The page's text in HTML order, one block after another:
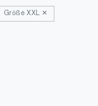
Größe XXL ✕